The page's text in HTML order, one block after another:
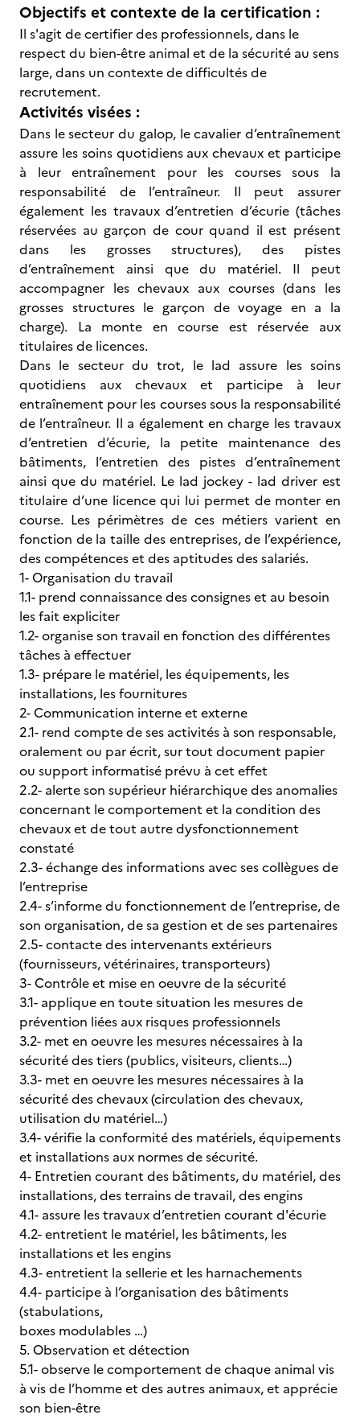
Objectifs et contexte de la certification :
Il s'agit de certifier des professionnels, dans le
respect du bien-être animal et de la sécurité au sens
large, dans un contexte de difficultés de
recrutement.
Activités visées :
Dans le secteur du galop, le cavalier d’entraînement
assure les soins quotidiens aux chevaux et participe
à leur entraînement pour les courses sous la
responsabilité de l’entraîneur. Il peut assurer
également les travaux d’entretien d’écurie (tâches
réservées au garçon de cour quand il est présent
dans les grosses structures), des pistes
d’entraînement ainsi que du matériel. Il peut
accompagner les chevaux aux courses (dans les
grosses structures le garçon de voyage en a la
charge). La monte en course est réservée aux
titulaires de licences.
Dans le secteur du trot, le lad assure les soins
quotidiens aux chevaux et participe à leur
entraînement pour les courses sous la responsabilité
de l’entraîneur. Il a également en charge les travaux
d’entretien d’écurie, la petite maintenance des
bâtiments, l’entretien des pistes d’entraînement
ainsi que du matériel. Le lad jockey - lad driver est
titulaire d’une licence qui lui permet de monter en
course. Les périmètres de ces métiers varient en
fonction de la taille des entreprises, de l’expérience,
des compétences et des aptitudes des salariés.
1- Organisation du travail
1.1- prend connaissance des consignes et au besoin
les fait expliciter
1.2- organise son travail en fonction des différentes
tâches à effectuer
1.3- prépare le matériel, les équipements, les
installations, les fournitures
2- Communication interne et externe
2.1- rend compte de ses activités à son responsable,
oralement ou par écrit, sur tout document papier
ou support informatisé prévu à cet effet
2.2- alerte son supérieur hiérarchique des anomalies
concernant le comportement et la condition des
chevaux et de tout autre dysfonctionnement
constaté
2.3- échange des informations avec ses collègues de
l’entreprise
2.4- s’informe du fonctionnement de l’entreprise, de
son organisation, de sa gestion et de ses partenaires
2.5- contacte des intervenants extérieurs
(fournisseurs, vétérinaires, transporteurs)
3- Contrôle et mise en oeuvre de la sécurité
3.1- applique en toute situation les mesures de
prévention liées aux risques professionnels
3.2- met en oeuvre les mesures nécessaires à la
sécurité des tiers (publics, visiteurs, clients…)
3.3- met en oeuvre les mesures nécessaires à la
sécurité des chevaux (circulation des chevaux,
utilisation du matériel…)
3.4- vérifie la conformité des matériels, équipements
et installations aux normes de sécurité.
4- Entretien courant des bâtiments, du matériel, des
installations, des terrains de travail, des engins
4.1- assure les travaux d’entretien courant d'écurie
4.2- entretient le matériel, les bâtiments, les
installations et les engins
4.3- entretient la sellerie et les harnachements
4.4- participe à l’organisation des bâtiments
(stabulations,
boxes modulables …)
5. Observation et détection
5.1- observe le comportement de chaque animal vis
à vis de l’homme et des autres animaux, et apprécie
son bien-être